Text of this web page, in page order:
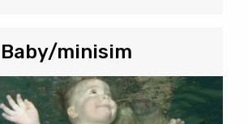
Baby/minisim